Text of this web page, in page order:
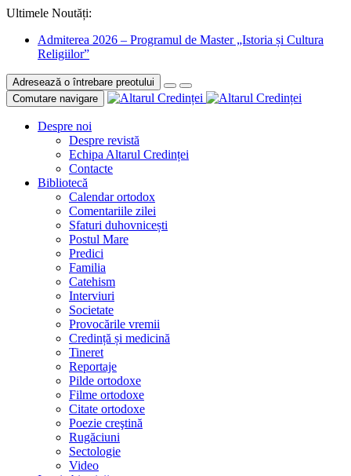
Ultimele Noutăți:
Admiterea 2026 – Programul de Master „Istoria și Cultura
Religiilor”
Adresează o întrebare preotului
Comutare navigare
Despre noi
Despre revistă
Echipa Altarul Credinței
Contacte
Bibliotecă
Calendar ortodox
Comentariile zilei
Sfaturi duhovnicești
Postul Mare
Predici
Familia
Catehism
Interviuri
Societate
Provocările vremii
Credință și medicină
Tineret
Reportaje
Pilde ortodoxe
Filme ortodoxe
Citate ortodoxe
Poezie creştină
Rugăciuni
Sectologie
Video